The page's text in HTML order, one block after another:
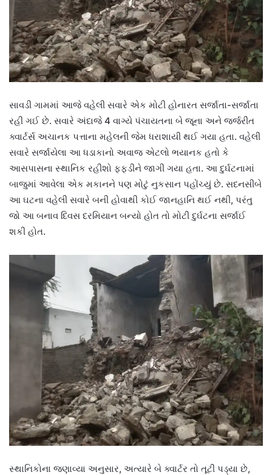
સાવડી ગામમાં આજે વહેલી સવારે એક મોટી હોનારત સર્જાતા-સર્જાતા
રહી ગઈ છે. સવારે અંદાજે 4 વાગ્યે પંચાયતના બે જૂના અને જર્જરીત
ક્વાર્ટર્સ અચાનક પત્તાના મહેલની જેમ ધરાશાયી થઈ ગયા હતા. વહેલી
સવારે સર્જાયેલા આ ધડાકાનો અવાજ એટલો ભયાનક હતો કે
આસપાસના સ્થાનિક રહીશો ફફડીને જાગી ગયા હતા. આ દુર્ઘટનામાં
બાજુમાં આવેલા એક મકાનને પણ મોટું નુકસાન પહોંચ્યું છે. સદનસીબે
આ ઘટના વહેલી સવારે બની હોવાથી કોઈ જાનહાનિ થઈ નથી, પરંતુ
જો આ બનાવ દિવસ દરમિયાન બન્યો હોત તો મોટી દુર્ઘટના સર્જાઈ
શકી હોત.
સ્થાનિકોના જણાવ્યા અનુસાર, અત્યારે બે ક્વાર્ટર તો તૂટી પડ્યા છે,